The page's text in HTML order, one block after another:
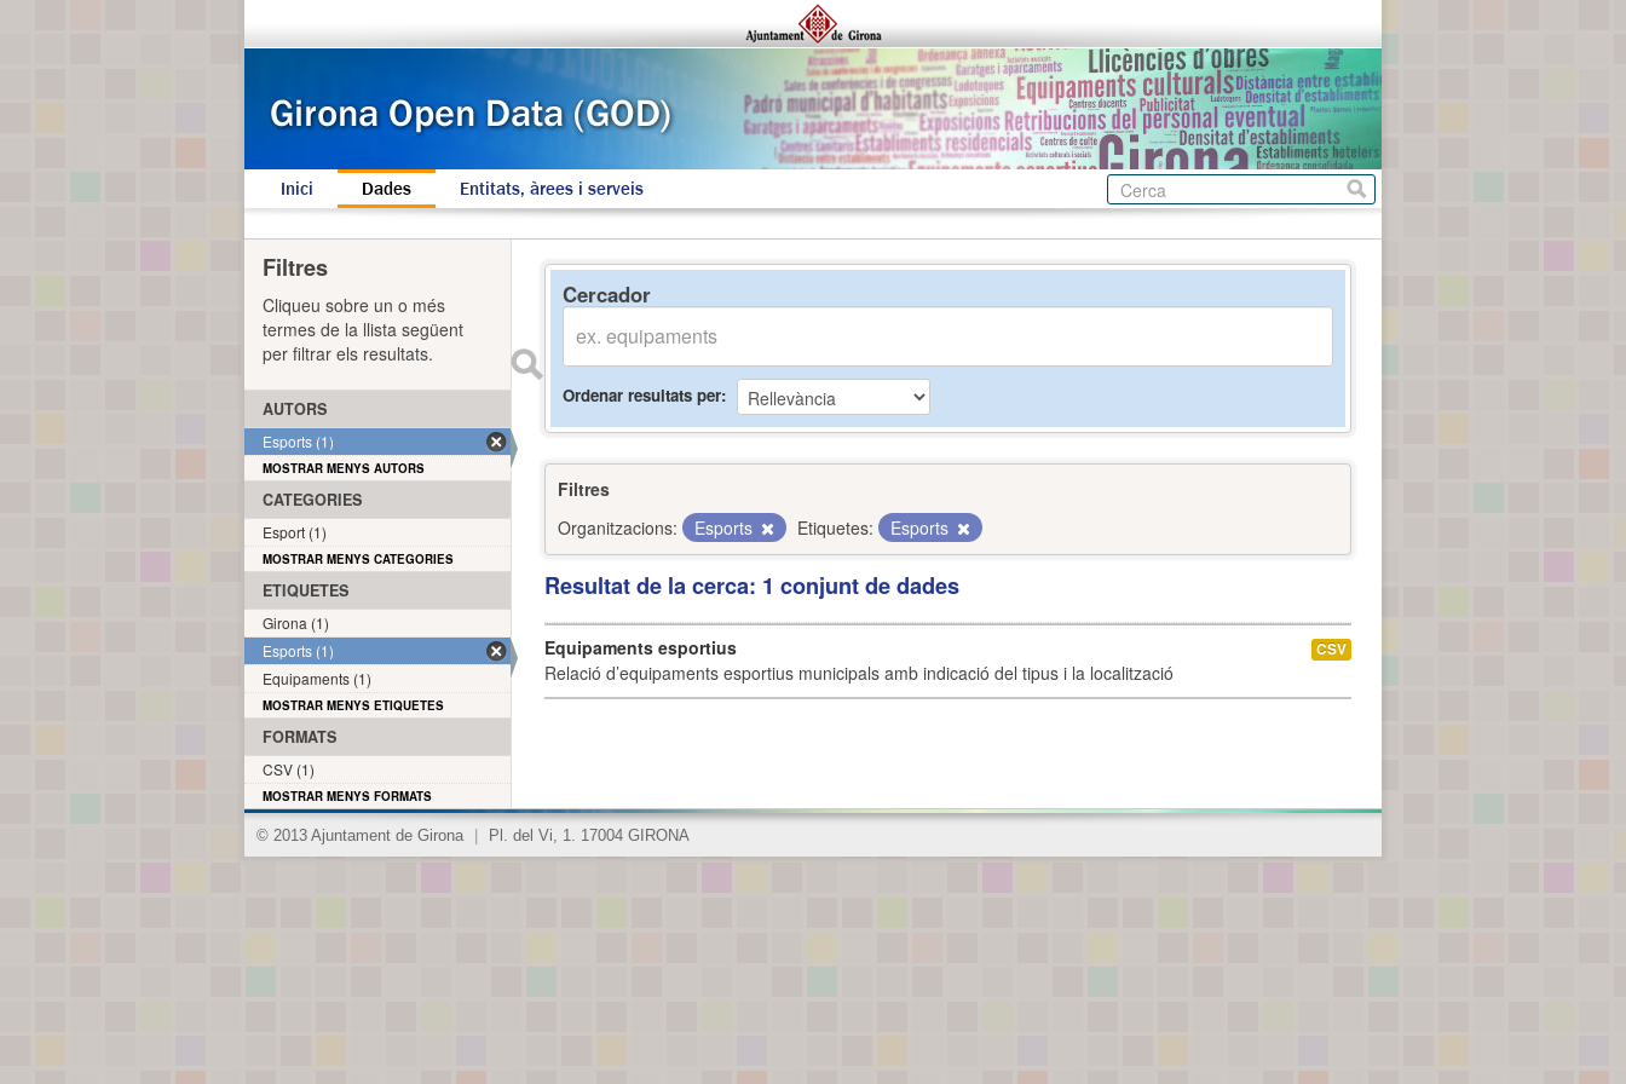
Inici Dades Entitats, àrees i serveis
Cercador
Ordenar resultats per
Filtres
Organitzacions:
Esports Etiquetes: Esports
Resultat de la cerca: 1 conjunt de dades
Equipaments esportius
Relació d’equipaments esportius municipals amb indicació del tipus i la localització
CSV
Filtres
Cliqueu sobre un o més
termes de la llista següent
per filtrar els resultats.
AUTORS
Esports (1)
MOSTRAR MENYS AUTORS
CATEGORIES
Esport (1)
MOSTRAR MENYS CATEGORIES
ETIQUETES
Girona (1)
Esports (1)
Equipaments (1)
MOSTRAR MENYS ETIQUETES
FORMATS
CSV (1)
MOSTRAR MENYS FORMATS
© 2013 Ajuntament de Girona Pl. del Vi, 1. 17004 GIRONA